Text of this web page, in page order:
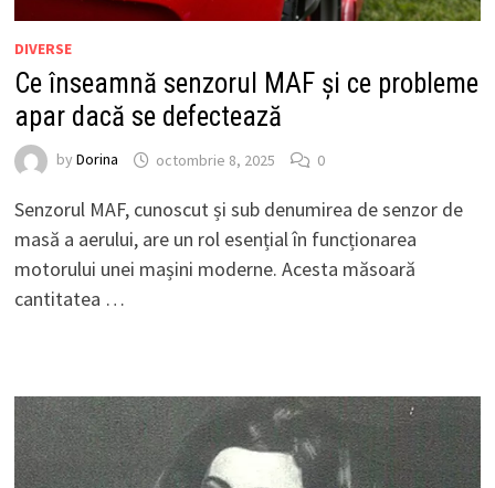
DIVERSE
Ce înseamnă senzorul MAF și ce probleme
apar dacă se defectează
by Dorina octombrie 8, 2025 0
Senzorul MAF, cunoscut și sub denumirea de senzor de
masă a aerului, are un rol esențial în funcționarea
motorului unei mașini moderne. Acesta măsoară
cantitatea …